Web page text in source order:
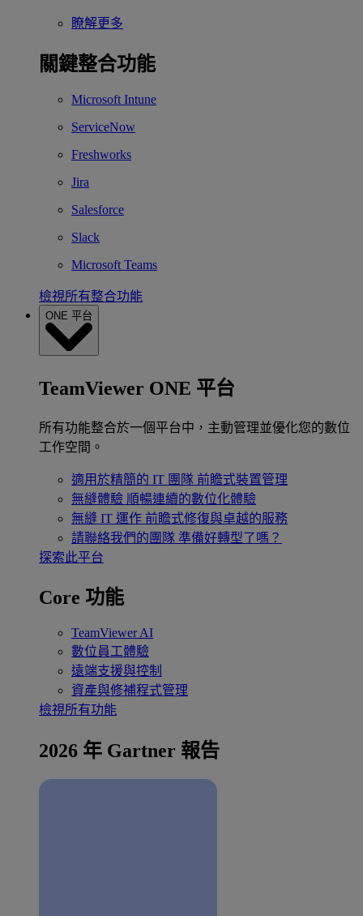
瞭解更多
關鍵整合功能
Microsoft Intune
ServiceNow
Freshworks
Jira
Salesforce
Slack
Microsoft Teams
檢視所有整合功能
ONE 平台
TeamViewer ONE 平台
所有功能整合於一個平台中，主動管理並優化您的數位
工作空間。
適用於精簡的 IT 團隊 前瞻式裝置管理
無縫體驗 順暢連續的數位化體驗
無縫 IT 運作 前瞻式修復與卓越的服務
請聯絡我們的團隊 準備好轉型了嗎？
探索此平台
Core 功能
TeamViewer AI
數位員工體驗
遠端支援與控制
資產與修補程式管理
檢視所有功能
2026 年 Gartner 報告